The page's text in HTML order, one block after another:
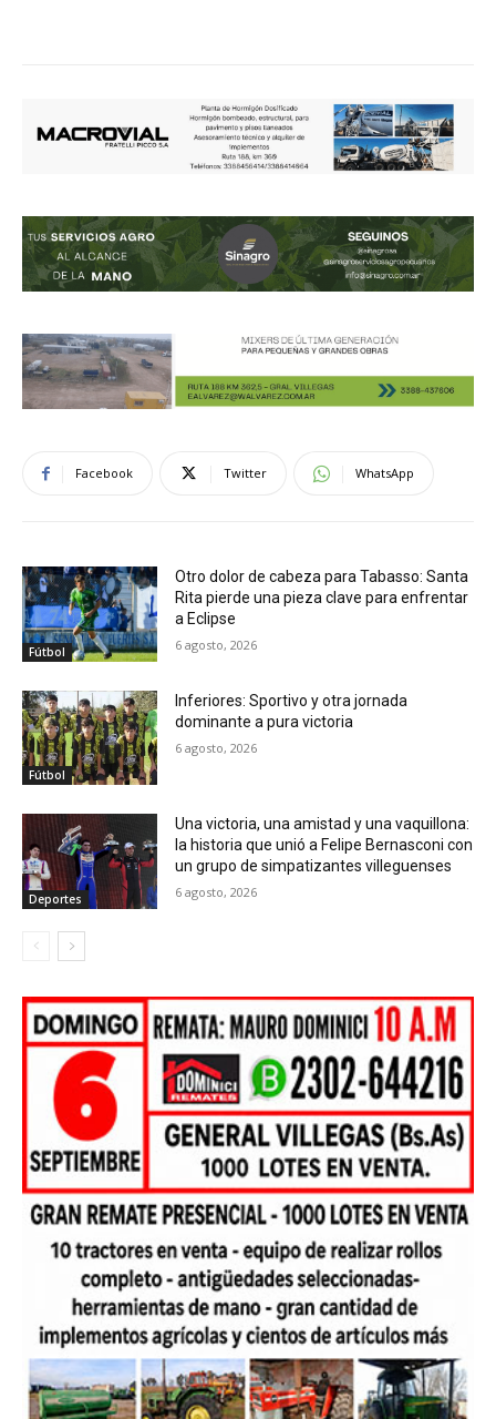
Facebook Twitter WhatsApp
Fútbol
Otro dolor de cabeza para Tabasso: Santa
Rita pierde una pieza clave para enfrentar
a Eclipse
6 agosto, 2026
Fútbol
Inferiores: Sportivo y otra jornada
dominante a pura victoria
6 agosto, 2026
Deportes
Una victoria, una amistad y una vaquillona:
la historia que unió a Felipe Bernasconi con
un grupo de simpatizantes villeguenses
6 agosto, 2026